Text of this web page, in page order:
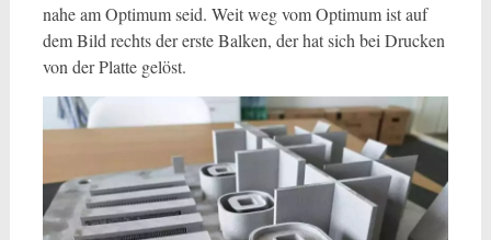
nahe am Optimum seid. Weit weg vom Optimum ist auf
dem Bild rechts der erste Balken, der hat sich bei Drucken
von der Platte gelöst.